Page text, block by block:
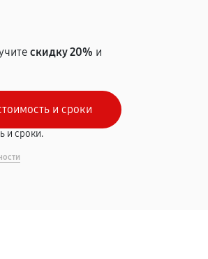
скидку 20% и
и сроки.